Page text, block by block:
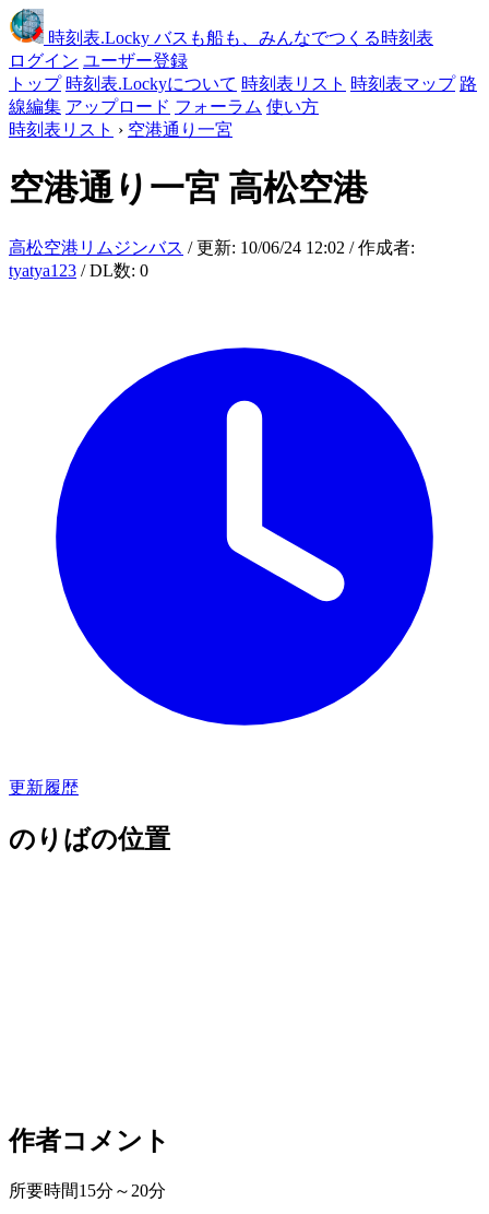
時刻表.Locky バスも船も、みんなでつくる時刻表
ログイン ユーザー登録
トップ 時刻表.Lockyについて 時刻表リスト 時刻表マップ 路
線編集 アップロード フォーラム 使い方
時刻表リスト › 空港通り一宮
空港通り一宮 高松空港
高松空港リムジンバス / 更新: 10/06/24 12:02 / 作成者:
tyatya123 / DL数: 0
更新履歴
のりばの位置
作者コメント
所要時間15分～20分